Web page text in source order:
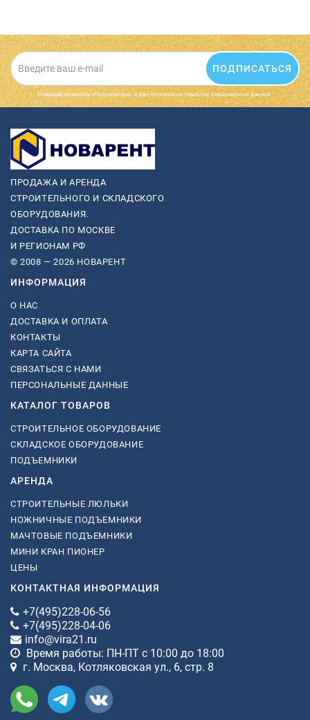
ПОДПИСАТЬСЯ
Нажимая на кнопку «Подписаться», я даю cогласие на обработку персональных данных.
ПРОДАЖА И АРЕНДА
СТРОИТЕЛЬНОГО И СКЛАДСКОГО
ОБОРУДОВАНИЯ.
ДОСТАВКА ПО МОСКВЕ
И РЕГИОНАМ РФ
© 2008 — 2026 НОВАРЕНТ
ИНФОРМАЦИЯ
О НАС
ДОСТАВКА И ОПЛАТА
КОНТАКТЫ
КАРТА САЙТА
СВЯЗАТЬСЯ С НАМИ
ПЕРСОНАЛЬНЫЕ ДАННЫЕ
КАТАЛОГ ТОВАРОВ
СТРОИТЕЛЬНОЕ ОБОРУДОВАНИЕ
СКЛАДСКОЕ ОБОРУДОВАНИЕ
ПОДЪЕМНИКИ
АРЕНДА
СТРОИТЕЛЬНЫЕ ЛЮЛЬКИ
НОЖНИЧНЫЕ ПОДЪЕМНИКИ
МАЧТОВЫЕ ПОДЪЕМНИКИ
МИНИ КРАН ПИОНЕР
ЦЕНЫ
КОНТАКТНАЯ ИНФОРМАЦИЯ
+7(495)228-06-56
+7(495)228-04-06
info@vira21.ru
Время работы: ПН-ПТ с 10:00 до 18:00
г. Москва, Котляковская ул., 6, стр. 8